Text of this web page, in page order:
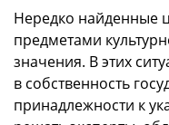
Нередко найденные
предметами
значения. В этих
в собственность
принадлежности к